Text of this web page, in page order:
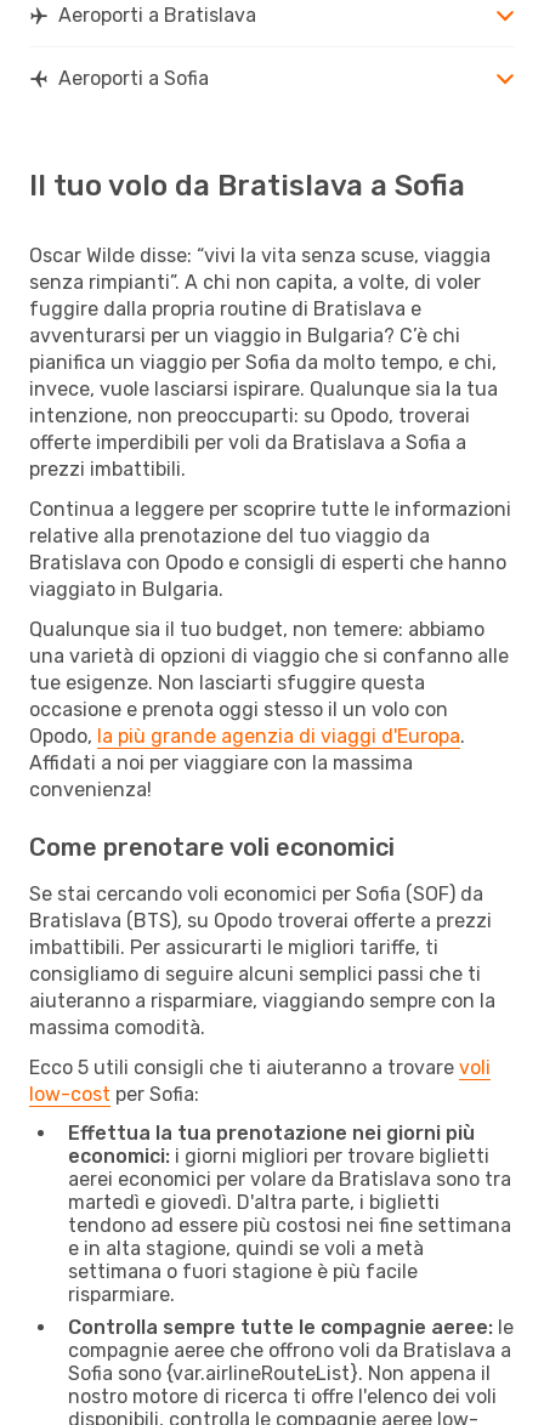
Aeroporti a Bratislava
Aeroporti a Sofia
Il tuo volo da Bratislava a Sofia
Oscar Wilde disse: “vivi la vita senza scuse, viaggia
senza rimpianti”. A chi non capita, a volte, di voler
fuggire dalla propria routine di Bratislava e
avventurarsi per un viaggio in Bulgaria? C’è chi
pianifica un viaggio per Sofia da molto tempo, e chi,
invece, vuole lasciarsi ispirare. Qualunque sia la tua
intenzione, non preoccuparti: su Opodo, troverai
offerte imperdibili per voli da Bratislava a Sofia a
prezzi imbattibili.
Continua a leggere per scoprire tutte le informazioni
relative alla prenotazione del tuo viaggio da
Bratislava con Opodo e consigli di esperti che hanno
viaggiato in Bulgaria.
Qualunque sia il tuo budget, non temere: abbiamo
una varietà di opzioni di viaggio che si confanno alle
tue esigenze. Non lasciarti sfuggire questa
occasione e prenota oggi stesso il un volo con
Opodo, la più grande agenzia di viaggi d'Europa.
Affidati a noi per viaggiare con la massima
convenienza!
Come prenotare voli economici
Se stai cercando voli economici per Sofia (SOF) da
Bratislava (BTS), su Opodo troverai offerte a prezzi
imbattibili. Per assicurarti le migliori tariffe, ti
consigliamo di seguire alcuni semplici passi che ti
aiuteranno a risparmiare, viaggiando sempre con la
massima comodità.
Ecco 5 utili consigli che ti aiuteranno a trovare voli
low-cost per Sofia:
Effettua la tua prenotazione nei giorni più
economici: i giorni migliori per trovare biglietti
aerei economici per volare da Bratislava sono tra
martedì e giovedì. D'altra parte, i biglietti
tendono ad essere più costosi nei fine settimana
e in alta stagione, quindi se voli a metà
settimana o fuori stagione è più facile
risparmiare.
Controlla sempre tutte le compagnie aeree: le
compagnie aeree che offrono voli da Bratislava a
Sofia sono {​var.airlineRouteList}. Non appena il
nostro motore di ricerca ti offre l'elenco dei voli
disponibili, controlla le compagnie aeree low-